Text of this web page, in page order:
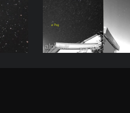
alphavir